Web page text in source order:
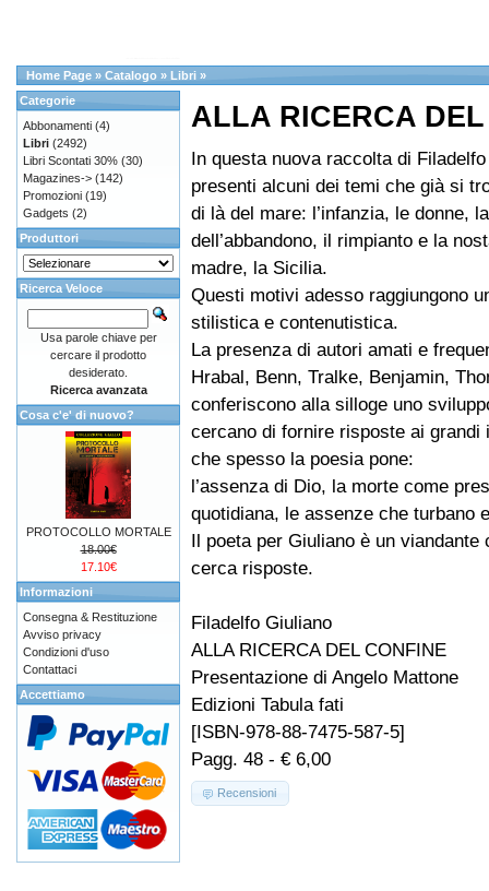
Home Page » Catalogo » Libri »
ALLA RICERCA
In questa nuova raccolta di
presenti alcuni dei temi che già si
di là del mare: l’infanzia, le donne,
dell’abbandono, il rimpianto e la
madre, la Sicilia.
Questi motivi adesso raggiungono
stilistica e contenutistica.
La presenza di autori amati e
Hrabal, Benn, Tralke, Benjamin,
conferiscono alla silloge uno
cercano di fornire risposte ai grandi
che spesso la poesia pone:
l’assenza di Dio, la morte come
quotidiana, le assenze che turbano
Il poeta per Giuliano è un viandante
cerca risposte.
Filadelfo Giuliano
ALLA RICERCA DEL CONFINE
Presentazione di Angelo Mattone
Edizioni Tabula fati
[ISBN-978-88-7475-587-5]
Pagg. 48 - € 6,00
Recensioni
Categorie
Abbonamenti (4)
Libri (2492)
Libri Scontati 30% (30)
Magazines-> (142)
Promozioni (19)
Gadgets (2)
Produttori
Ricerca Veloce
Usa parole chiave per
cercare il prodotto
desiderato.
Ricerca avanzata
Cosa c'e' di nuovo?
PROTOCOLLO MORTALE
18.00€
17.10€
Informazioni
Consegna & Restituzione
Avviso privacy
Condizioni d'uso
Contattaci
Accettiamo